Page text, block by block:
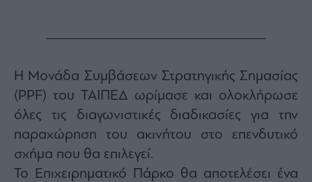
Η Μονάδα Συμβάσεων Στρατηγικής Σημασίας
(PPF) του ΤΑΙΠΕΔ ωρίμασε και ολοκλήρωσε
όλες τις διαγωνιστικές διαδικασίες για την
παραχώρηση του ακινήτου στο επενδυτικό
σχήμα που θα επιλεγεί.
Το Επιχειρηματικό Πάρκο θα αποτελέσει ένα